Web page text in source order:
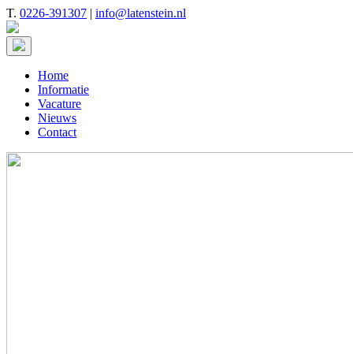
T. 0226-391307 | info@latenstein.nl
Home
Informatie
Vacature
Nieuws
Contact